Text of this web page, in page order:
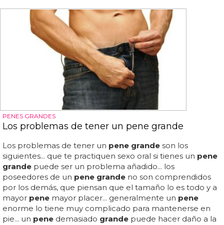
PENES GRANDES
Los problemas de tener un pene grande
Los problemas de tener un pene grande son los
siguientes... que te practiquen sexo oral si tienes un pene
grande puede ser un problema añadido... los
poseedores de un pene grande no son comprendidos
por los demás, que piensan que el tamaño lo es todo y a
mayor pene mayor placer... generalmente un pene
enorme lo tiene muy complicado para mantenerse en
pie... un pene demasiado grande puede hacer daño a la